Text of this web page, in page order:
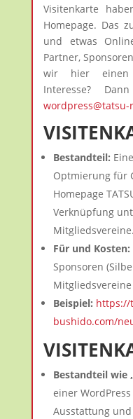
Visitenkarte
Homepage. Das
und etwas
Partner,
wir hier einen
Interesse?
Bestandteil:
Optmierung für
Homepage
Verknüpfung
Mitgliedsvereine.
Für und Kosten:
Sponsoren
Mitgliedsvereine
Beispiel: https://
bushido.com/
Bestandteil wie
einer
Ausstattung und